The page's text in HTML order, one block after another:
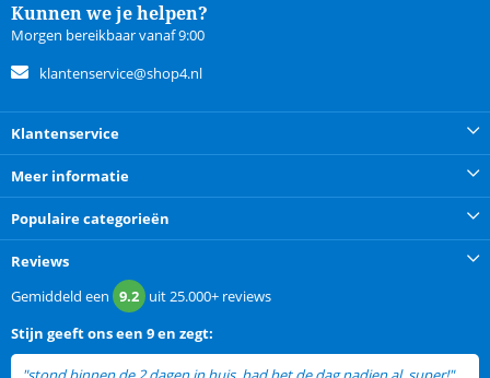
Kunnen we je helpen?
Morgen bereikbaar vanaf 9:00
klantenservice@shop4.nl
Klantenservice
Meer informatie
Populaire categorieën
Reviews
Gemiddeld een 9.2 uit25.000+ reviews
Stijn geeft ons een 9 en zegt: